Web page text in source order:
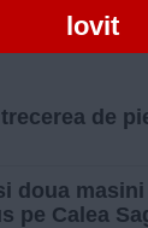
lovit
de
doua
pe Calea